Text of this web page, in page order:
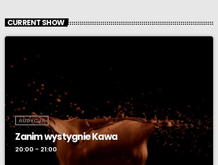
CURRENT SHOW
AUDYCJA
Zanim wystygnie Kawa
20:00 - 21:00